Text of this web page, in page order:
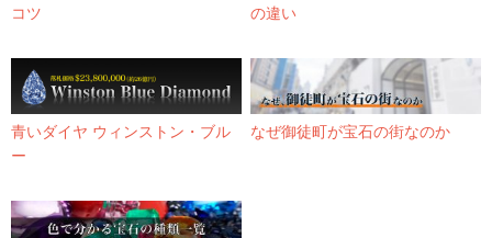
コツ
の違い
青いダイヤ ウィンストン・ブル
ー
なぜ御徒町が宝石の街なのか